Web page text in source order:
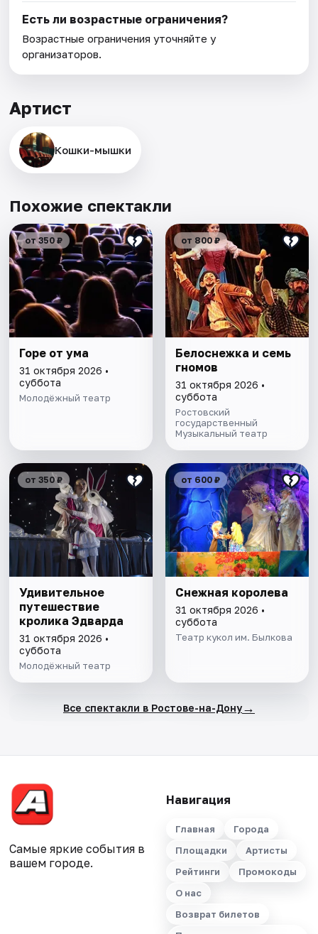
Есть ли возрастные ограничения?
Возрастные ограничения уточняйте у
организаторов.
Артист
Кошки-мышки
Похожие спектакли
от 350 ₽
Горе от ума
31 октября 2026 •
суббота
Молодёжный театр
от 800 ₽
Белоснежка и семь
гномов
31 октября 2026 •
суббота
Ростовский
государственный
Музыкальный театр
от 350 ₽
Удивительное
путешествие
кролика Эдварда
31 октября 2026 •
суббота
Молодёжный театр
от 600 ₽
Снежная королева
31 октября 2026 •
суббота
Театр кукол им. Былкова
Все спектакли в Ростове-на-Дону→
Самые яркие события в
вашем городе.
Навигация
Главная
Города
Площадки
Артисты
Рейтинги
Промокоды
О нас
Возврат билетов